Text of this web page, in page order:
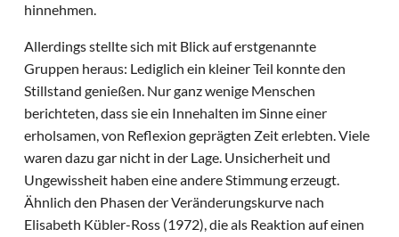
hinnehmen.
Allerdings stellte sich mit Blick auf erstgenannte
Gruppen heraus: Lediglich ein kleiner Teil konnte den
Stillstand genießen. Nur ganz wenige Menschen
berichteten, dass sie ein Innehalten im Sinne einer
erholsamen, von Reflexion geprägten Zeit erlebten. Viele
waren dazu gar nicht in der Lage. Unsicherheit und
Ungewissheit haben eine andere Stimmung erzeugt.
Ähnlich den Phasen der Veränderungskurve nach
Elisabeth Kübler-Ross (1972), die als Reaktion auf einen